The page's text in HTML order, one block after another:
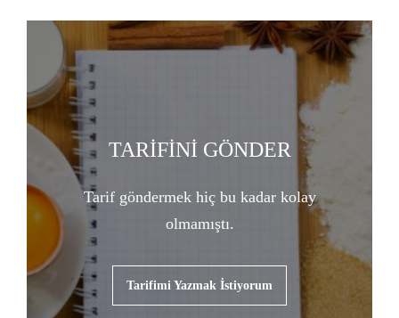
TARİFİNİ GÖNDER
Tarif göndermek hiç bu kadar kolay
olmamıştı.
Tarifimi Yazmak İstiyorum